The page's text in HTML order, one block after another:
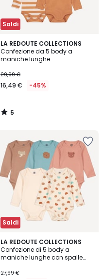
Saldi
LA REDOUTE COLLECTIONS
Confezione da 5 body a
maniche lunghe
29,99 €
16,49 € -45%
5
/
5
5
/
Saldi
LA REDOUTE COLLECTIONS
Confezione di 5 body a
maniche lunghe con spalle
27,99 €